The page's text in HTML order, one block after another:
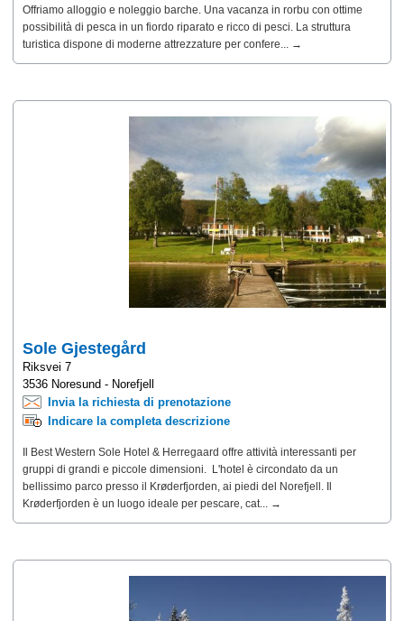
Offriamo alloggio e noleggio barche. Una vacanza in rorbu con ottime
possibilità di pesca in un fiordo riparato e ricco di pesci. La struttura
turistica dispone di moderne attrezzature per confere... →
Sole Gjestegård
Riksvei 7
3536 Noresund - Norefjell
Invia la richiesta di prenotazione
Indicare la completa descrizione
Il Best Western Sole Hotel & Herregaard offre attività interessanti per
gruppi di grandi e piccole dimensioni. L'hotel è circondato da un
bellissimo parco presso il Krøderfjorden, ai piedi del Norefjell. Il
Krøderfjorden è un luogo ideale per pescare, cat... →